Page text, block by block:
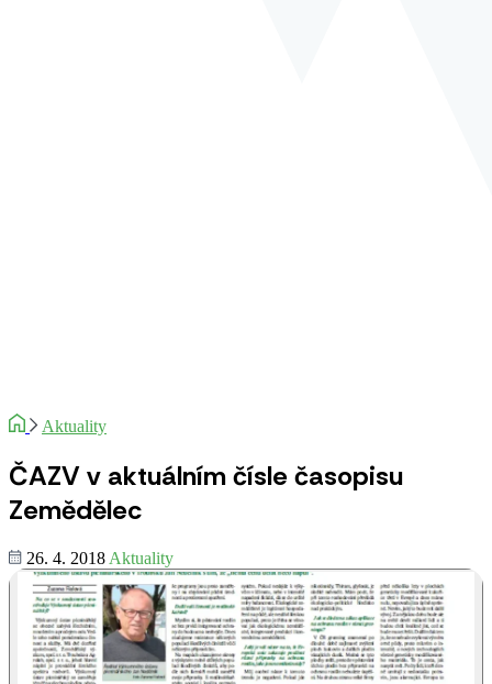
Aktuality
ČAZV v aktuálním čísle časopisu
Zemědělec
26. 4. 2018 Aktuality